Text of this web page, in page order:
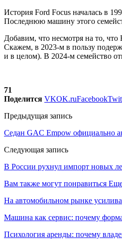
История Ford Focus началась в
Последнюю машину этого
Добавим, что несмотря на то,
Скажем, в 2023-м в пользу
и в целом). В 2024-м семейство
71
Поделится VKOK.ruFacebook
Предыдущая запись
Седан GAC Empow официально
Следующая запись
В России рухнул импорт новых
Вам также могут понравиться Еще
На автомобильном рынке
Машина как сервис: почему
Психология аренды: почему